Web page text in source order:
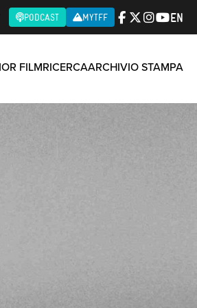
PODCAST MYTFF EN
FILMRICERCAARCHIVIO STAMPA